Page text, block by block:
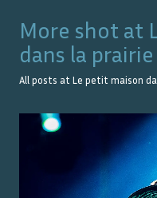
More shot at
dans la prairie
All posts at Le petit maison